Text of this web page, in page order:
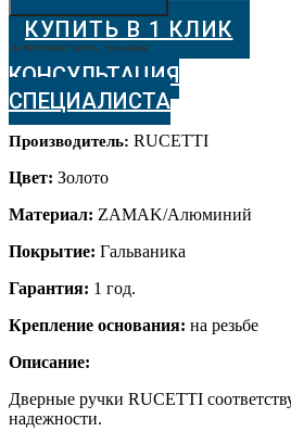
PG
Цвет
Золото
КУПИТЬ В 1 КЛИК
АРТИКУЛ: 10400
КОНСУЛЬТАЦИЯ
СПЕЦИАЛИСТА
Производитель: RUCETTI
Цвет: Золото
Материал: ZAMAK/Алюминий
Покрытие: Гальваника
Гарантия: 1 год.
Крепление основания: на резьбе
Описание:
Дверные ручки RUCETTI
надежности.